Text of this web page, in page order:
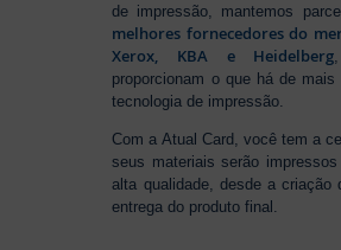
de impressão, mantemos
melhores fornecedores do
Xerox, KBA e Heidelberg
proporcionam o que há de mais
tecnologia de impressão.
Com a Atual Card, você tem a
seus materiais serão
alta qualidade, desde a criação
entrega do produto final.